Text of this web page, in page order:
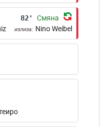
82' Смяна
излиза: Nino Weibel